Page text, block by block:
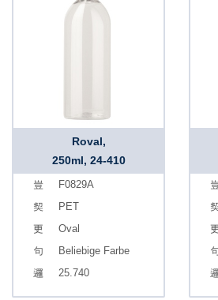
Roval,
250ml, 24-410
F0829A
PET
Oval
Beliebige Farbe
25.740